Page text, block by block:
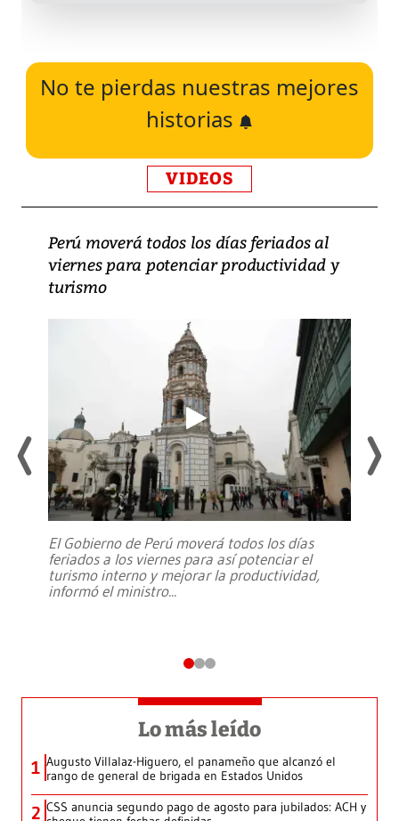
No te pierdas nuestras mejores
historias
VIDEOS
Perú moverá todos los días feriados al
viernes para potenciar productividad y
turismo
El Gobierno de Perú moverá todos los días
feriados a los viernes para así potenciar el
turismo interno y mejorar la productividad,
informó el ministro...
Lo más leído
1 Augusto Villalaz-Higuero, el panameño que alcanzó el
rango de general de brigada en Estados Unidos
2 CSS anuncia segundo pago de agosto para jubilados: ACH y